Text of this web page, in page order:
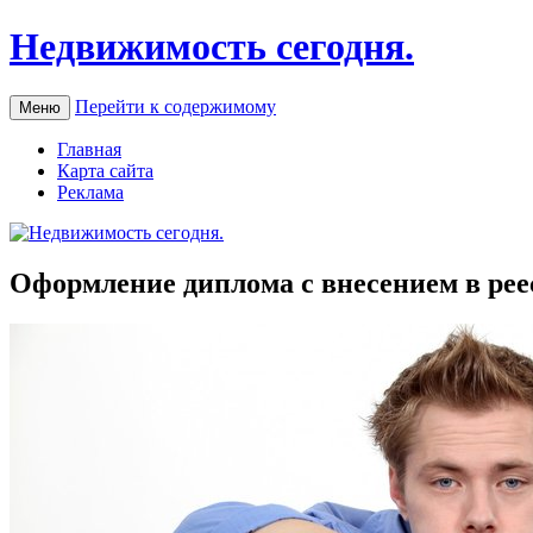
Недвижимость сегодня.
Меню Перейти к содержимому
Главная
Карта сайта
Реклама
Оформление диплома с внесением в